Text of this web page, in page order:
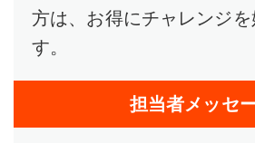
方は、お得にチャレンジを
す。
担当者メッセ